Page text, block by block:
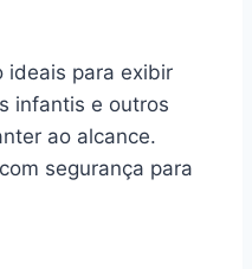
ideais para exibir
infantis e outros
ao alcance.
segurança para